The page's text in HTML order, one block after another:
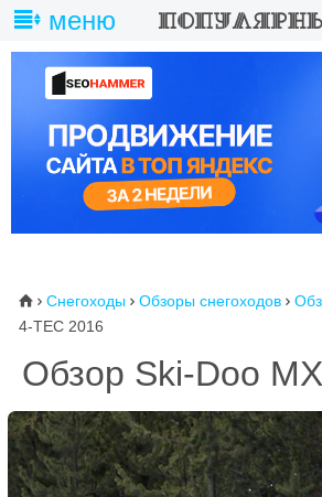
меню
⌂  Снегоходы  Обзоры снегоходов 
4-TEC 2016
Обзор Ski-Doo